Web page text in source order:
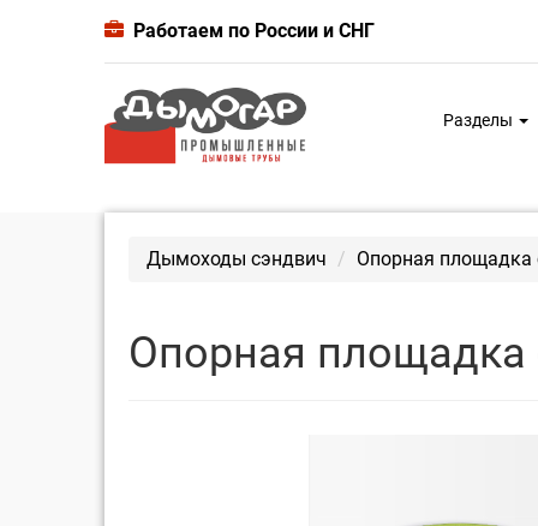
Работаем по России и СНГ
Разделы
Дымоходы сэндвич Опорная площадка
Опорная площадка